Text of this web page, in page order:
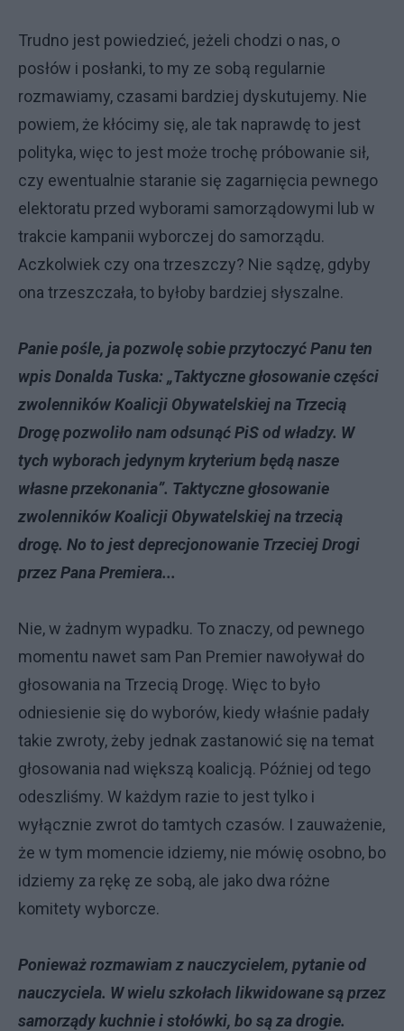
Trudno jest powiedzieć, jeżeli chodzi o nas, o
posłów i posłanki, to my ze sobą regularnie
rozmawiamy, czasami bardziej dyskutujemy. Nie
powiem, że kłócimy się, ale tak naprawdę to jest
polityka, więc to jest może trochę próbowanie sił,
czy ewentualnie staranie się zagarnięcia pewnego
elektoratu przed wyborami samorządowymi lub w
trakcie kampanii wyborczej do samorządu.
Aczkolwiek czy ona trzeszczy? Nie sądzę, gdyby
ona trzeszczała, to byłoby bardziej słyszalne.
Panie pośle, ja pozwolę sobie przytoczyć Panu ten
wpis Donalda Tuska: „Taktyczne głosowanie części
zwolenników Koalicji Obywatelskiej na Trzecią
Drogę pozwoliło nam odsunąć PiS od władzy. W
tych wyborach jedynym kryterium będą nasze
własne przekonania”. Taktyczne głosowanie
zwolenników Koalicji Obywatelskiej na trzecią
drogę. No to jest deprecjonowanie Trzeciej Drogi
przez Pana Premiera...
Nie, w żadnym wypadku. To znaczy, od pewnego
momentu nawet sam Pan Premier nawoływał do
głosowania na Trzecią Drogę. Więc to było
odniesienie się do wyborów, kiedy właśnie padały
takie zwroty, żeby jednak zastanowić się na temat
głosowania nad większą koalicją. Później od tego
odeszliśmy. W każdym razie to jest tylko i
wyłącznie zwrot do tamtych czasów. I zauważenie,
że w tym momencie idziemy, nie mówię osobno, bo
idziemy za rękę ze sobą, ale jako dwa różne
komitety wyborcze.
Ponieważ rozmawiam z nauczycielem, pytanie od
nauczyciela. W wielu szkołach likwidowane są przez
samorządy kuchnie i stołówki, bo są za drogie.